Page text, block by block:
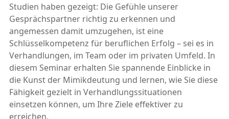
Studien haben gezeigt: Die Gefühle unserer
Gesprächspartner richtig zu erkennen und
angemessen damit umzugehen, ist eine
Schlüsselkompetenz für beruflichen Erfolg – sei es in
Verhandlungen, im Team oder im privaten Umfeld. In
diesem Seminar erhalten Sie spannende Einblicke in
die Kunst der Mimikdeutung und lernen, wie Sie diese
Fähigkeit gezielt in Verhandlungssituationen
einsetzen können, um Ihre Ziele effektiver zu
erreichen.